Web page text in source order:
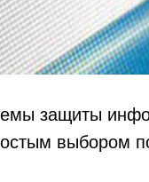
защиты
выбором